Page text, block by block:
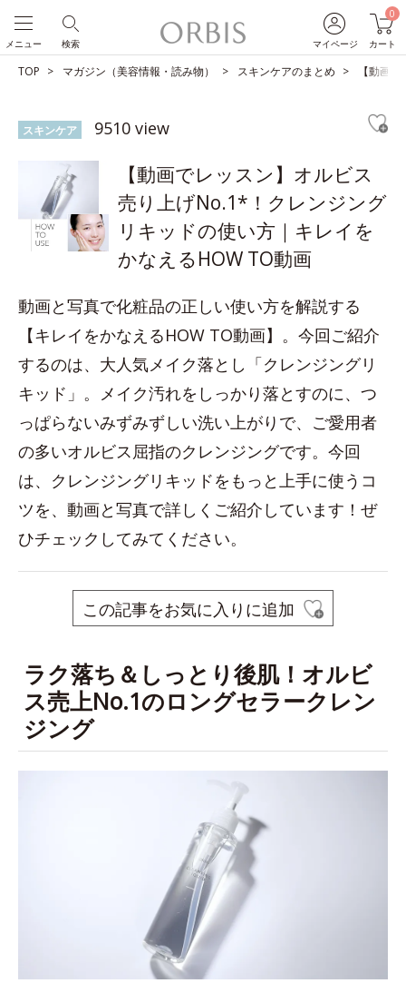
マイページ
0
カート
検索
メニュー
TOP マガジン（美容情報・読み物） スキンケアのまとめ 【動画
スキンケア 9510 view
【動画でレッスン】オルビス
売り上げNo.1*！クレンジング
リキッドの使い方｜キレイを
かなえるHOW TO動画
動画と写真で化粧品の正しい使い方を解説する
【キレイをかなえるHOW TO動画】。今回ご紹介
するのは、大人気メイク落とし「クレンジングリ
キッド」。メイク汚れをしっかり落とすのに、つ
っぱらないみずみずしい洗い上がりで、ご愛用者
の多いオルビス屈指のクレンジングです。今回
は、クレンジングリキッドをもっと上手に使うコ
ツを、動画と写真で詳しくご紹介しています！ぜ
ひチェックしてみてください。
この記事をお気に入りに追加
ラク落ち＆しっとり後肌！オルビ
ス売上No.1のロングセラークレン
ジング